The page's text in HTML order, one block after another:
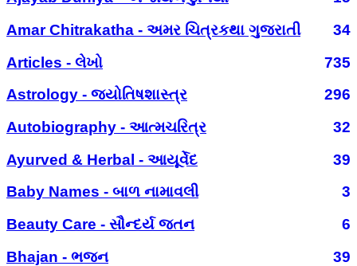
Amar Chitrakatha - અમર ચિત્રકથા ગુજરાતી
34
Articles - લેખો
735
Astrology - જ્યોતિષશાસ્ત્ર
296
Autobiography - આત્મચરિત્ર
32
Ayurved & Herbal - આયૂર્વેદ
39
Baby Names - બાળ નામાવલી
3
Beauty Care - સૌન્દર્ય જતન
6
Bhajan - ભજન
39